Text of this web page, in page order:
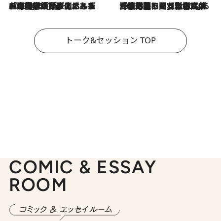
2026.8.3
「今後値上げがあるとすれば…」「リスクがあるのは今年の冬」エネルギー専門家が語る、ホルムズ海峡封鎖が家庭にもたらす“ある心配” 2026.8.3
「住宅建てられない…」「サーチャージ料の高値が続いている」ホルムズ海峡封鎖による影響はいつまで続く？《エネルギー専門家に聞く“どうなる日本の暮らし”》
トーク&セッション TOP
COMIC & ESSAY
ROOM